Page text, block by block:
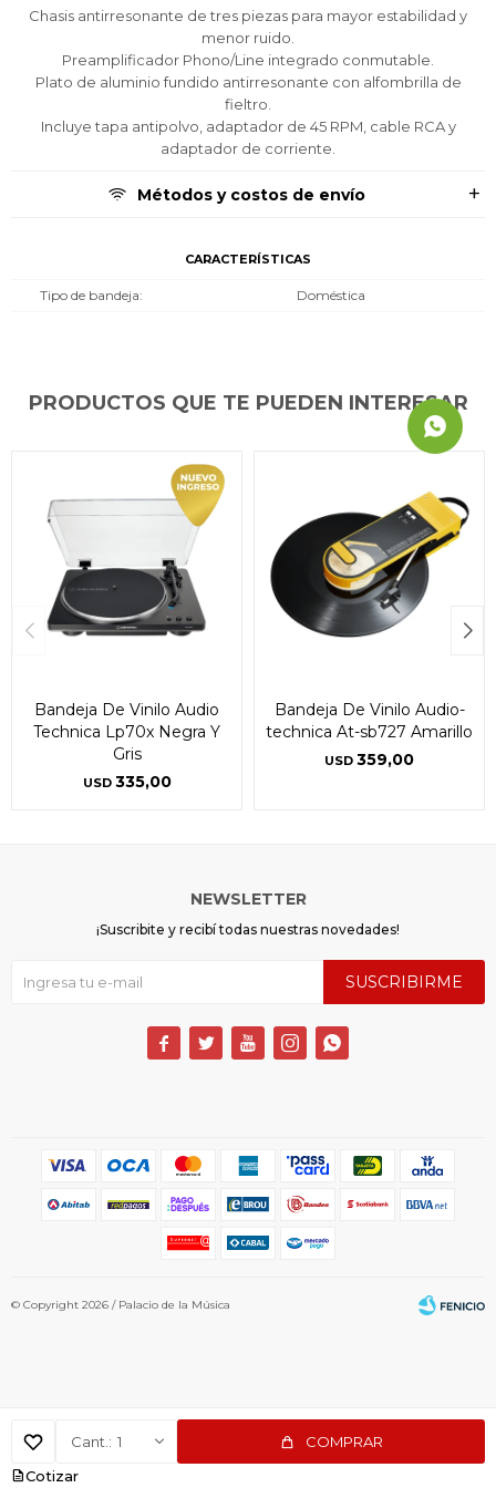
1
COMPRAR
Cotizar
Chasis antirresonante de tres piezas para mayor estabilidad y
menor ruido.
Preamplificador Phono/Line integrado conmutable.
Plato de aluminio fundido antirresonante con alfombrilla de
fieltro.
Incluye tapa antipolvo, adaptador de 45 RPM, cable RCA y
adaptador de corriente.
Métodos y costos de envío
CARACTERÍSTICAS
Tipo de bandeja Doméstica
PRODUCTOS QUE TE PUEDEN INTERESAR
Bandeja De Vinilo Audio
Technica Lp70x Negra Y
Gris
USD 335,00
Bandeja De Vinilo Audio-
technica At-sb727 Amarillo
USD 359,00
NEWSLETTER
¡Suscribite y recibí todas nuestras novedades!
SUSCRIBIRME
    
© Copyright 2026 / Palacio de la Música